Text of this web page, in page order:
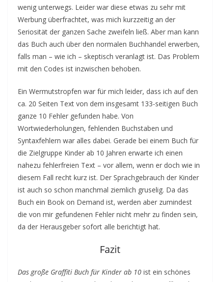
wenig unterwegs. Leider war diese etwas zu sehr mit
Werbung überfrachtet, was mich kurzzeitig an der
Seriosität der ganzen Sache zweifeln ließ. Aber man kann
das Buch auch über den normalen Buchhandel erwerben,
falls man – wie ich – skeptisch veranlagt ist. Das Problem
mit den Codes ist inzwischen behoben.
Ein Wermutstropfen war für mich leider, dass ich auf den
ca. 20 Seiten Text von dem insgesamt 133-seitigen Buch
ganze 10 Fehler gefunden habe. Von
Wortwiederholungen, fehlenden Buchstaben und
Syntaxfehlern war alles dabei. Gerade bei einem Buch für
die Zielgruppe Kinder ab 10 Jahren erwarte ich einen
nahezu fehlerfreien Text – vor allem, wenn er doch wie in
diesem Fall recht kurz ist. Der Sprachgebrauch der Kinder
ist auch so schon manchmal ziemlich gruselig. Da das
Buch ein Book on Demand ist, werden aber zumindest
die von mir gefundenen Fehler nicht mehr zu finden sein,
da der Herausgeber sofort alle berichtigt hat.
Fazit
Das große Graffiti Buch für Kinder ab 10 ist ein schönes